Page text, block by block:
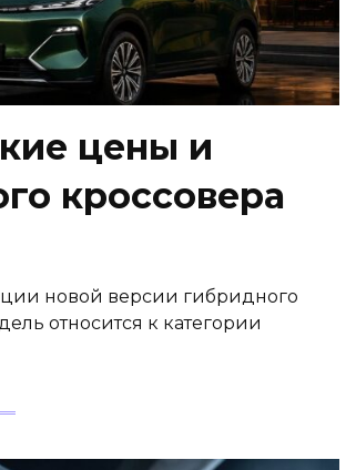
цены и
кроссовера
новой версии гибридного
относится к категории